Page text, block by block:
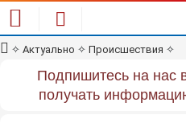
✧ Актуально ✧ Происшествия ✧
Подпишитесь на нас
получать